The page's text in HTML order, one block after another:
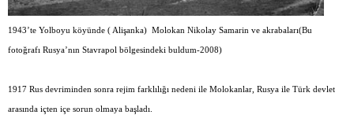
1943’te Yolboyu köyünde ( Alişanka) Molokan Nikolay Samarin ve akrabaları(Bu
fotoğrafı Rusya’nın Stavrapol bölgesindeki buldum-2008)
1917 Rus devriminden sonra rejim farklılığı nedeni ile Molokanlar, Rusya ile Türk devlet
arasında içten içe sorun olmaya başladı.